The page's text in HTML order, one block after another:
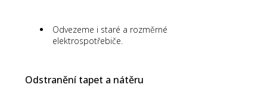
Odvezeme i staré a rozměrné
elektrospotřebiče.
Odstranění tapet a nátěru